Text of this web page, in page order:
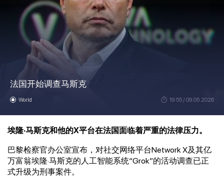
法国开始调查马斯克
World 19:55 / 09.05.2026
埃隆·马斯克和他的X平台在法国面临着严重的法律压力。
巴黎检察官办公室宣布，对社交网络平台Network X及其亿
万富翁埃隆·马斯克的人工智能系统“Grok”的活动调查已正
式升级为刑事案件。